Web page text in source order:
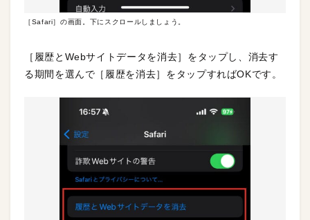
［Safari］の画面。下にスクロールしましょう。
［履歴とWebサイトデータを消去］をタップし、消去す
る期間を選んで［履歴を消去］をタップすればOKです。